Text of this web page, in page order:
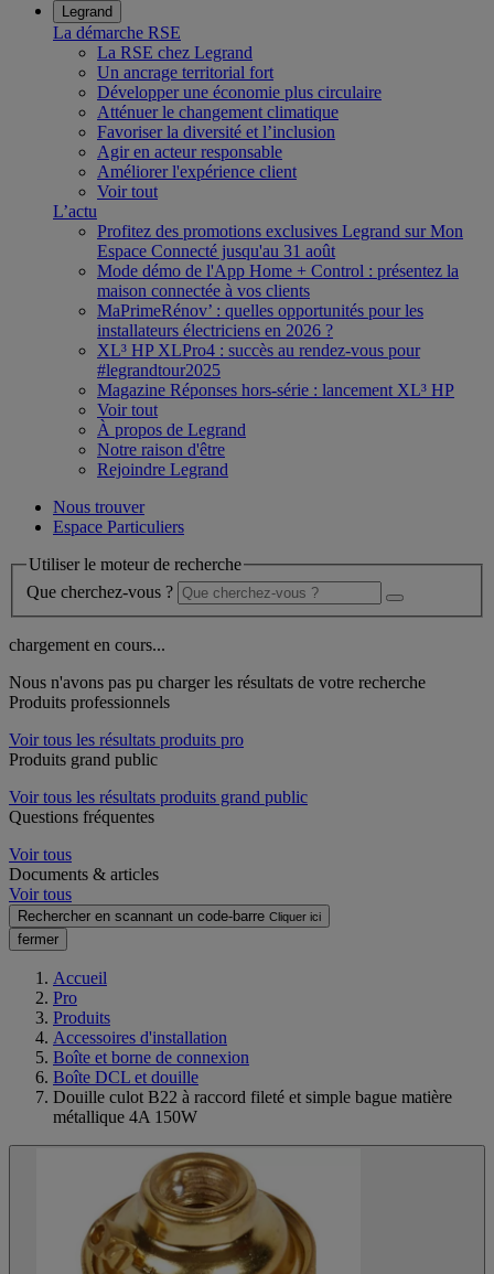
Legrand
La démarche RSE
La RSE chez Legrand
Un ancrage territorial fort
Développer une économie plus circulaire
Atténuer le changement climatique
Favoriser la diversité et l’inclusion
Agir en acteur responsable
Améliorer l'expérience client
Voir tout
L’actu
Profitez des promotions exclusives Legrand sur Mon
Espace Connecté jusqu'au 31 août
Mode démo de l'App Home + Control : présentez la
maison connectée à vos clients
MaPrimeRénov’ : quelles opportunités pour les
installateurs électriciens en 2026 ?
XL³ HP XLPro4 : succès au rendez-vous pour
#legrandtour2025
Magazine Réponses hors-série : lancement XL³ HP
Voir tout
À propos de Legrand
Notre raison d'être
Rejoindre Legrand
Nous trouver
Espace Particuliers
Utiliser le moteur de recherche
Que cherchez-vous ?
chargement en cours...
Nous n'avons pas pu charger les résultats de votre recherche
Produits professionnels
Voir tous les résultats produits pro
Produits grand public
Voir tous les résultats produits grand public
Questions fréquentes
Voir tous
Documents & articles
Voir tous
Rechercher en scannant un code-barre Cliquer ici
fermer
Accueil
Pro
Produits
Accessoires d'installation
Boîte et borne de connexion
Boîte DCL et douille
Douille culot B22 à raccord fileté et simple bague matière
métallique 4A 150W